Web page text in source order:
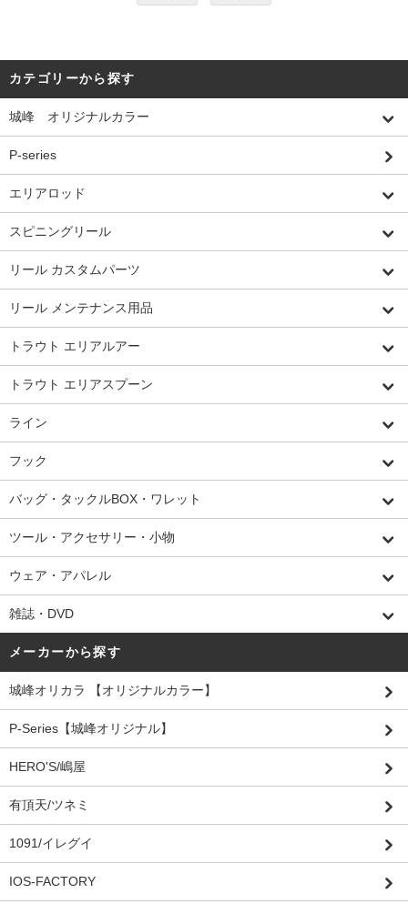
カテゴリーから探す
城峰 オリジナルカラー
P-series
エリアロッド
スピニングリール
リール カスタムパーツ
リール メンテナンス用品
トラウト エリアルアー
トラウト エリアスプーン
ライン
フック
バッグ・タックルBOX・ワレット
ツール・アクセサリー・小物
ウェア・アパレル
雑誌・DVD
メーカーから探す
城峰オリカラ 【オリジナルカラー】
P-Series【城峰オリジナル】
HERO'S/嶋屋
有頂天/ツネミ
1091/イレグイ
IOS-FACTORY